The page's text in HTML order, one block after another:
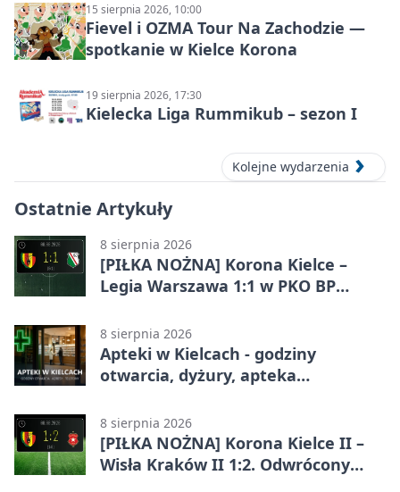
15 sierpnia 2026, 10:00
Fievel i OZMA Tour Na Zachodzie —
spotkanie w Kielce Korona
19 sierpnia 2026, 17:30
Kielecka Liga Rummikub – sezon I
Kolejne wydarzenia
Ostatnie Artykuły
8 sierpnia 2026
[PIŁKA NOŻNA] Korona Kielce –
Legia Warszawa 1:1 w PKO BP
zatrzymali lidera
8 sierpnia 2026
Apteki w Kielcach - godziny
otwarcia, dyżury, apteka
8 sierpnia 2026
[PIŁKA NOŻNA] Korona Kielce II –
Wisła Kraków II 1:2. Odwrócony